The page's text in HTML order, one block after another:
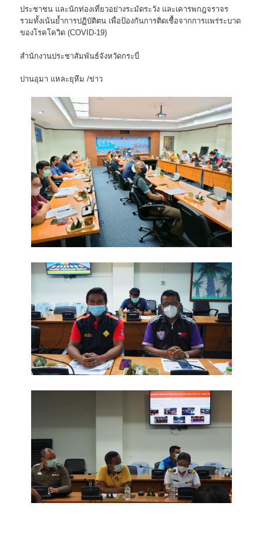
ประชาชน และนักท่องเที่ยวอย่างระมัดระวัง และเคารพกฎจราจร
รวมทั้งเน้นย้ำการปฏิบัติตน เพื่อป้องกันการติดเชื้อจากการแพร่ระบาด
ของโรคโควิด (COVID-19)
สำนักงานประชาสัมพันธ์จังหวัดกระบี่
ปานอุมา แหละยุหีม /ข่าว